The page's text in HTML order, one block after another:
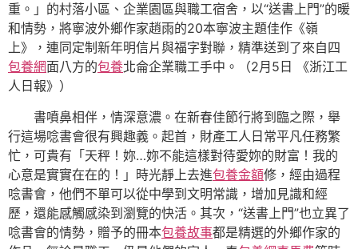
重。」的村落小區、企業園區與職工宿舍，以“送書上門”的暖
和情勢，將寧波外鄉作家趙雨的20本寧波主題佳作《嶺
上》，連同定制新年明信片與福字對聯，精準送到了來自四
包養網面八方的包養北侖企業職工手中。（2月5日 《浙江工
人日報》）
書噴鼻相伴，情深意濃。在新春佳節行將到臨之際，舉
行這場唸書會很有興趣義。起首，財產工人日常平凡任務繁
忙，可貴有「天秤！妳…妳不能這樣對待愛妳的財富！我的
心意是實實在在的！」時光靜上去進包養金額修，經由過程
唸書會，他們不單可以從中學到文明常識，增加見識和經
歷，還能感觸感染到瀏覽的快活。其次，“送書上門”也立異了
唸書會的情勢，贈予的冊本包養故事都是精選的外鄉作家的